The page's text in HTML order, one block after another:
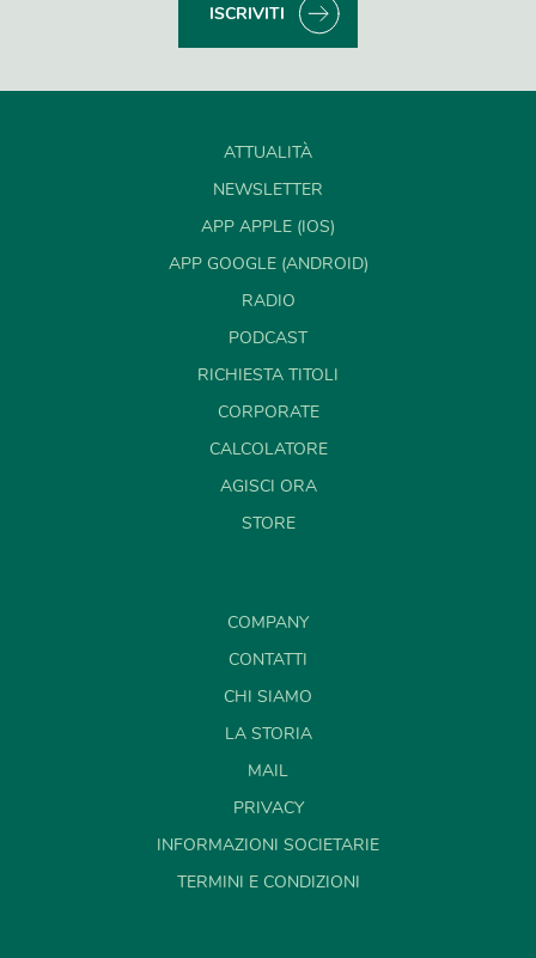
ISCRIVITI
ATTUALITÀ
NEWSLETTER
APP APPLE (IOS)
APP GOOGLE (ANDROID)
RADIO
PODCAST
RICHIESTA TITOLI
CORPORATE
CALCOLATORE
AGISCI ORA
STORE
COMPANY
CONTATTI
CHI SIAMO
LA STORIA
MAIL
PRIVACY
INFORMAZIONI SOCIETARIE
TERMINI E CONDIZIONI